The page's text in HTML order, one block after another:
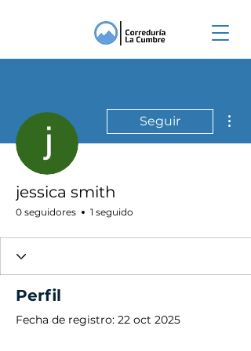
Seguir
jessica smith
0 seguidores 1 seguido
Perfil
Fecha de registro: 22 oct 2025